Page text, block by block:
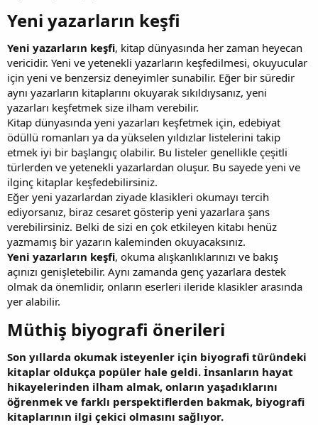
Yeni yazarların keşfi​
Yeni yazarların keşfi, kitap dünyasında her zaman heyecan
vericidir. Yeni ve yetenekli yazarların keşfedilmesi, okuyucular
için yeni ve benzersiz deneyimler sunabilir. Eğer bir süredir
aynı yazarların kitaplarını okuyarak sıkıldıysanız, yeni
yazarları keşfetmek size ilham verebilir.
Kitap dünyasında yeni yazarları keşfetmek için, edebiyat
ödüllü romanları ya da yükselen yıldızlar listelerini takip
etmek iyi bir başlangıç olabilir. Bu listeler genellikle çeşitli
türlerden ve yetenekli yazarlardan oluşur. Bu sayede yeni ve
ilginç kitaplar keşfedebilirsiniz.
Eğer yeni yazarlardan ziyade klasikleri okumayı tercih
ediyorsanız, biraz cesaret gösterip yeni yazarlara şans
verebilirsiniz. Belki de sizi en çok etkileyen kitabı henüz
yazmamış bir yazarın kaleminden okuyacaksınız.
Yeni yazarların keşfi, okuma alışkanlıklarınızı ve bakış
açınızı genişletebilir. Aynı zamanda genç yazarlara destek
olmak da önemlidir, onların eserleri ileride klasikler arasında
yer alabilir.
Müthiş biyografi önerileri​
Son yıllarda okumak isteyenler için biyografi türündeki
kitaplar oldukça popüler hale geldi. İnsanların hayat
hikayelerinden ilham almak, onların yaşadıklarını
öğrenmek ve farklı perspektiflerden bakmak, biyografi
kitaplarının ilgi çekici olmasını sağlıyor.